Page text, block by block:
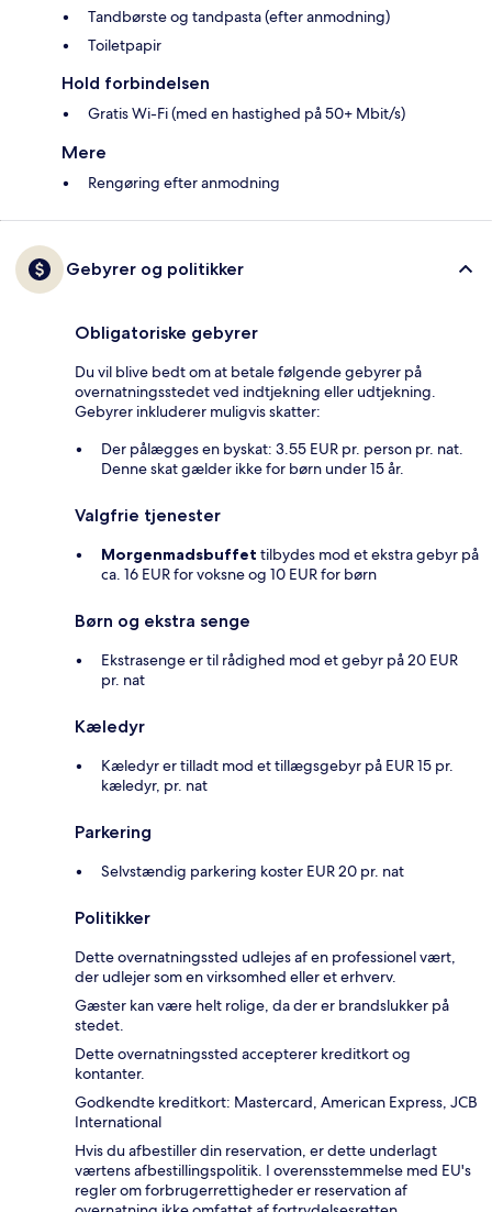
Tandbørste og tandpasta (efter anmodning)
Toiletpapir
Hold forbindelsen
Gratis Wi-Fi (med en hastighed på 50+ Mbit/s)
Mere
Rengøring efter anmodning
Gebyrer og politikker
Obligatoriske gebyrer
Du vil blive bedt om at betale følgende gebyrer på
overnatningsstedet ved indtjekning eller udtjekning.
Gebyrer inkluderer muligvis skatter:
Der pålægges en byskat: 3.55 EUR pr. person pr. nat.
Denne skat gælder ikke for børn under 15 år.
Valgfrie tjenester
Morgenmadsbuffet tilbydes mod et ekstra gebyr på
ca. 16 EUR for voksne og 10 EUR for børn
Børn og ekstra senge
Ekstrasenge er til rådighed mod et gebyr på 20 EUR
pr. nat
Kæledyr
Kæledyr er tilladt mod et tillægsgebyr på EUR 15 pr.
kæledyr, pr. nat
Parkering
Selvstændig parkering koster EUR 20 pr. nat
Politikker
Dette overnatningssted udlejes af en professionel vært,
der udlejer som en virksomhed eller et erhverv.
Gæster kan være helt rolige, da der er brandslukker på
stedet.
Dette overnatningssted accepterer kreditkort og
kontanter.
Godkendte kreditkort: Mastercard, American Express, JCB
International
Hvis du afbestiller din reservation, er dette underlagt
værtens afbestillingspolitik. I overensstemmelse med EU's
regler om forbrugerrettigheder er reservation af